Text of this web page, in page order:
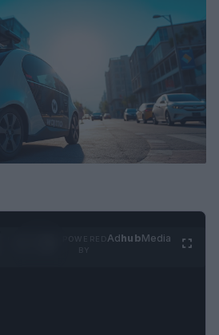
AdhubMedia